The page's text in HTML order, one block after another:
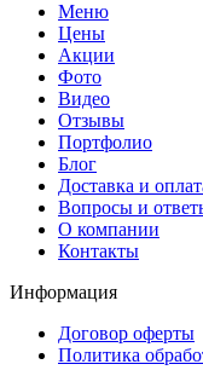
Меню
Цены
Акции
Фото
Видео
Отзывы
Портфолио
Блог
Доставка и
Вопросы и
О компании
Контакты
Информация
Договор оферты
Политика